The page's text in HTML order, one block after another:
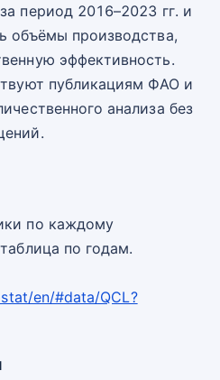
период 2016–2023 гг. и
объёмы производства,
эффективность.
публикациям ФАО и
анализа без
по каждому
по годам.
en/#data/QCL?